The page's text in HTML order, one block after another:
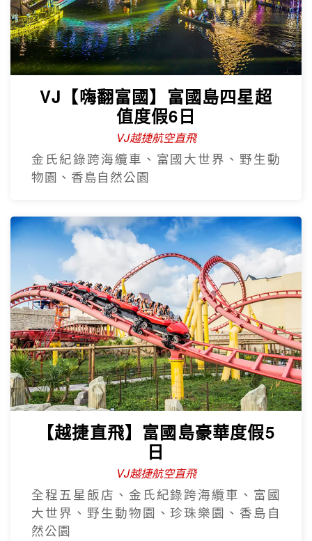
VJ【嗨翻富國】富國島四星超
值度假6日
VJ越捷航空直飛
金氏紀錄跨海纜車、富國大世界、野生動
物園、香島自然公園
【越捷直飛】富國島豪華度假5
日
VJ越捷航空直飛
全程五星飯店、金氏紀錄跨海纜車、富國
大世界、野生動物園、珍珠樂園、香島自
然公園